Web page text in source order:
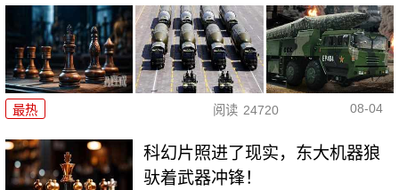
最热 阅读 24720 08-04
科幻片照进了现实，东大机器狼
驮着武器冲锋！